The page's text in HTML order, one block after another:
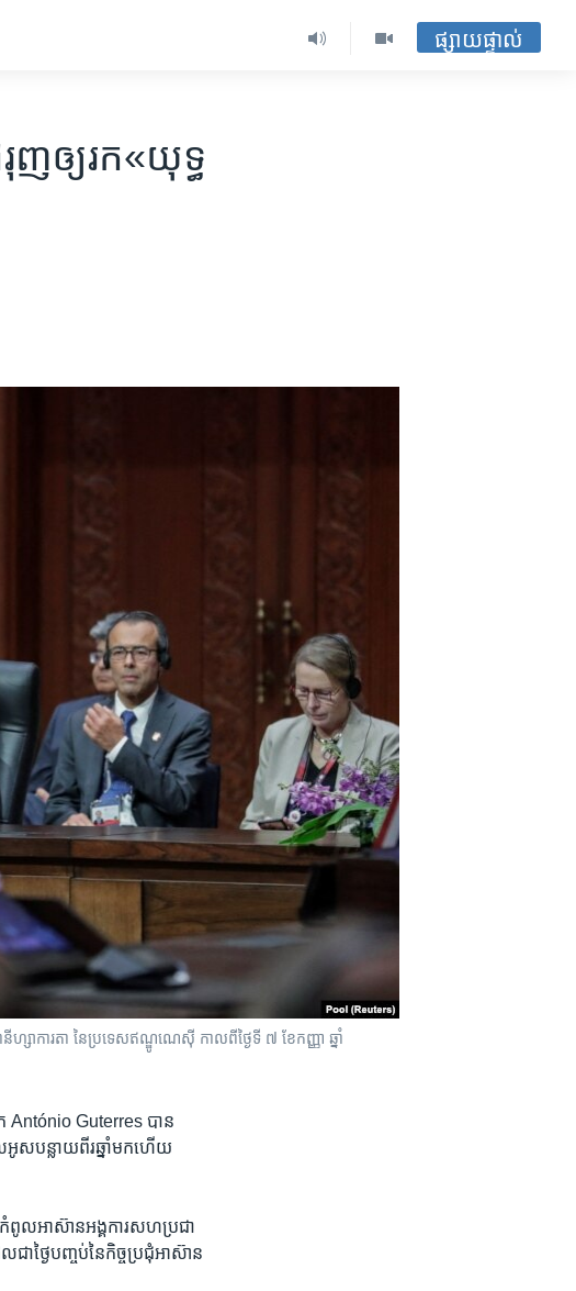
ផ្សាយផ្ទាល់
ញ​ឲ្យ​រក​«យុទ្ធ
សាការតា នៃប្រទេសឥណ្ឌូណេស៊ី កាលពីថ្ងៃទី ៧ ខែកញ្ញា ឆ្នាំ
​António Guterres ​បាន​
អូស​បន្លាយ​ពីរ​ឆ្នាំ​មក​ហើយ
ពូល​អាស៊ាន​អង្គការ​សហ​ប្រជា
ថ្ងៃ​បញ្ចប់​នៃ​កិច្ច​ប្រជុំ​អាស៊ាន​